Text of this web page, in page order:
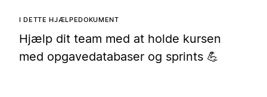
I DETTE HJÆLPEDOKUMENT
Hjælp dit team med at holde kursen
med opgavedatabaser og sprints 💪